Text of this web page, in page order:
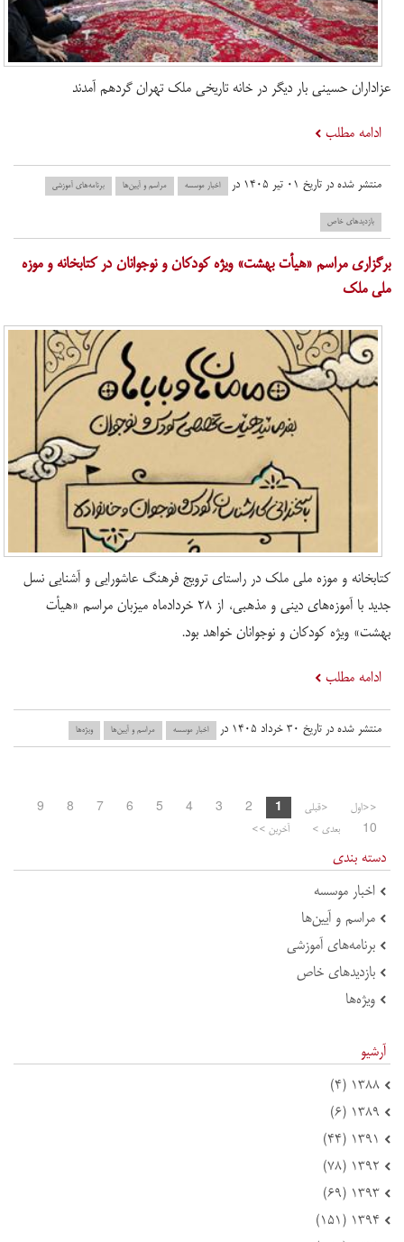
عزاداران حسینی بار دیگر در خانه تاریخی ملک تهران گردهم آمدند
ادامه مطلب
منتشر شده در تاریخ ۰۱ تیر ۱۴۰۵ در اخبار موسسه مراسم و آیین‌ها برنامه‌های آموزشی
بازدید‌های خاص
برگزاری مراسم «هیأت بهشت» ویژه کودکان و نوجوانان در کتابخانه و موزه
ملی ملک
کتابخانه و موزه ملی ملک در راستای ترویج فرهنگ عاشورایی و آشنایی نسل
جدید با آموزه‌های دینی و مذهبی، از ۲۸ خردادماه میزبان مراسم «هیأت
بهشت» ویژه کودکان و نوجوانان خواهد بود.
ادامه مطلب
منتشر شده در تاریخ ۳۰ خرداد ۱۴۰۵ در اخبار موسسه مراسم و آیین‌ها ویژه‌ها
<<اول <قبلی 1
2
3
4
5
6
7
8
9
10
بعدی > آخرین >>
دسته بندی
اخبار موسسه
مراسم و آیین‌ها
برنامه‌های آموزشی
بازدید‌های خاص
ویژه‌ها
آرشیو
۱۳۸۸ (۴)
۱۳۸۹ (۶)
۱۳۹۱ (۴۴)
۱۳۹۲ (۷۸)
۱۳۹۳ (۶۹)
۱۳۹۴ (۱۵۱)